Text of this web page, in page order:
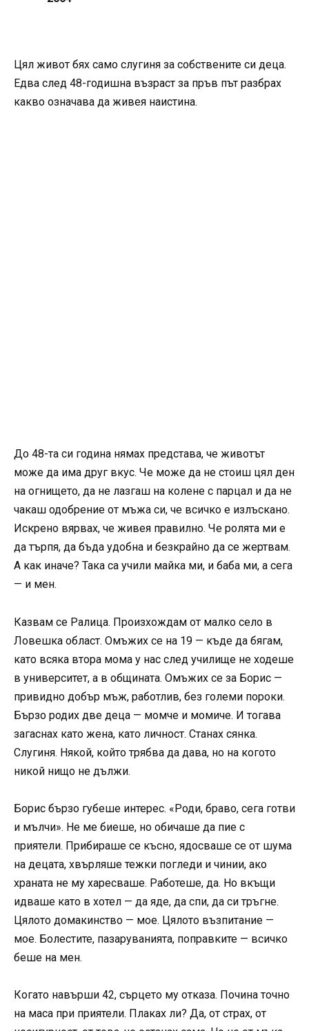
Цял живот бях само слугиня за собствените си деца.
Едва след 48-годишна възраст за пръв път разбрах
какво означава да живея наистина.
До 48-та си година нямах представа, че животът
може да има друг вкус. Че може да не стоиш цял ден
на огнището, да не лазгаш на колене с парцал и да не
чакаш одобрение от мъжа си, че всичко е излъскано.
Искрено вярвах, че живея правилно. Че ролята ми е
да търпя, да бъда удобна и безкрайно да се жертвам.
А как иначе? Така са учили майка ми, и баба ми, а сега
— и мен.
Казвам се Ралица. Произхождам от малко село в
Ловешка област. Омъжих се на 19 — къде да бягам,
като всяка втора мома у нас след училище не ходеше
в университет, а в общината. Омъжих се за Борис —
привидно добър мъж, работлив, без големи пороки.
Бързо родих две деца — момче и момиче. И тогава
загаснах като жена, като личност. Станах сянка.
Слугиня. Някой, който трябва да дава, но на когото
никой нищо не дължи.
Борис бързо губеше интерес. «Роди, браво, сега готви
и мълчи». Не ме биеше, но обичаше да пие с
приятели. Прибираше се късно, ядосваше се от шума
на децата, хвърляше тежки погледи и чинии, ако
храната не му харесваше. Работеше, да. Но вкъщи
идваше като в хотел — да яде, да спи, да си тръгне.
Цялото домакинство — мое. Цялото възпитание —
мое. Болестите, пазаруванията, поправките — всичко
беше на мен.
Когато навърши 42, сърцето му отказа. Почина точно
на маса при приятели. Плаках ли? Да, от страх, от